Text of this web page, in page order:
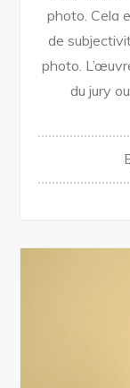
photo. Cela
de
photo.
du jury